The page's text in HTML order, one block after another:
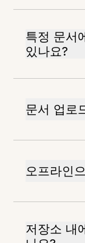
특정 문서
있나요?
문서 업로
오프라인
저장소 내